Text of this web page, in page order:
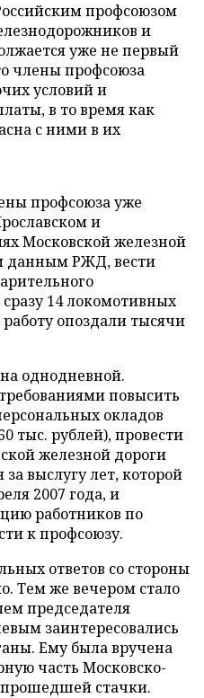
профсоюзом
и
уже не первый
члены профсоюза
условий и
в то время как
с ними в их
профсоюза уже
и
Московской железной
данным РЖД, вести
14 локомотивных
опоздали тысячи
однодневной.
повысить
окладов
тыс. рублей), провести
железной дороги
выслугу лет, которой
2007 года, и
работников по
к профсоюзу.
ответов со стороны
Тем же вечером стало
председателя
заинтересовались
Ему была вручена
часть Московско-
стачки.